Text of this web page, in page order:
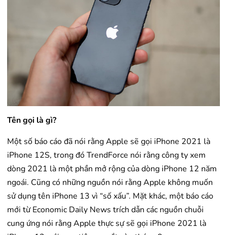
Tên gọi là gì?
Một số báo cáo đã nói rằng Apple sẽ gọi iPhone 2021 là
iPhone 12S, trong đó TrendForce nói rằng công ty xem
dòng 2021 là một phần mở rộng của dòng iPhone 12 năm
ngoái. Cũng có những nguồn nói rằng Apple không muốn
sử dụng tên iPhone 13 vì “số xấu”. Mặt khác, một báo cáo
mới từ Economic Daily News trích dẫn các nguồn chuỗi
cung ứng nói rằng Apple thực sự sẽ gọi iPhone 2021 là